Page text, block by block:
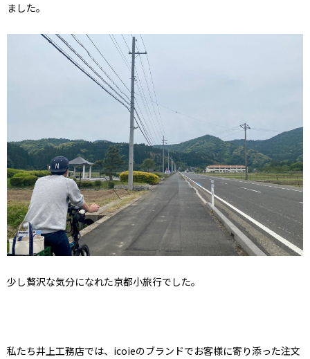
ました。
少し贅沢な気分になれた京都小旅行でした。
私たち井上工務店では、icoieのブランドでお客様に寄り添った注文